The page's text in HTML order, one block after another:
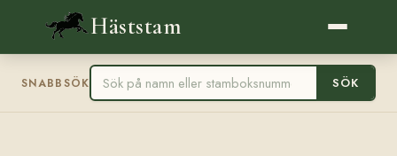
Häststam
SNABBSÖK SÖK